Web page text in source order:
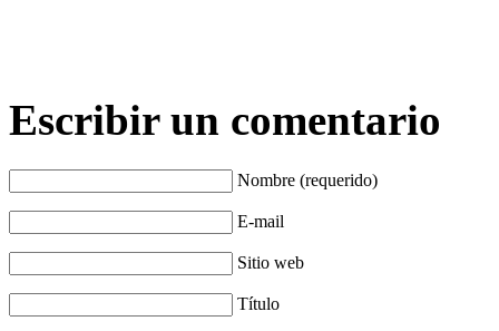
Escribir un comentario
Nombre (requerido)
E-mail
Sitio web
Título